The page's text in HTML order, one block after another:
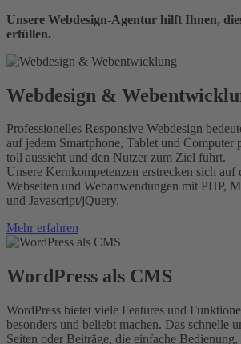
Unsere Webdesign-Agentur hilft Ihnen,
erfüllen.
Webdesign &
Professionelles Responsive Webdesign
auf jedem Smartphone, Tablet und Computer
toll aussieht und den Nutzer zum Ziel führt.
Unsere Kernkompetenzen erstrecken sich
Webseiten und Webanwendungen mit PHP,
und Javascript/jQuery.
Mehr erfahren
WordPress als CMS
WordPress bietet viele Features und
besonders und beliebt machen. Das schnelle
Seiten oder Beiträge, die einfache Bedienung,